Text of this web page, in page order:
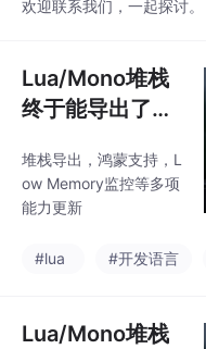
欢迎联系我们，一起探讨
舞台有你更精彩！目前我
Lua/Mono堆栈
终于能导出了，
起定位了
堆栈导出，鸿蒙支持，L
ow Memory监控等多项
能力更新
#lua #开发语言
Lua/Mono堆栈